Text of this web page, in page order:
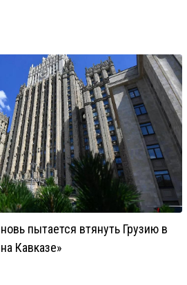
пытается втянуть Грузию в
Кавказе»